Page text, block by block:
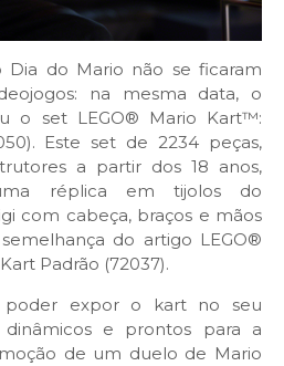
Dia do Mario não se ficaram
na mesma data, o
o set LEGO® Mario Kart™:
Este set de 2234 peças,
a partir dos 18 anos,
réplica em tijolos do
com cabeça, braços e mãos
do artigo LEGO®
Padrão (72037).
poder expor o kart no seu
e prontos para a
de um duelo de Mario